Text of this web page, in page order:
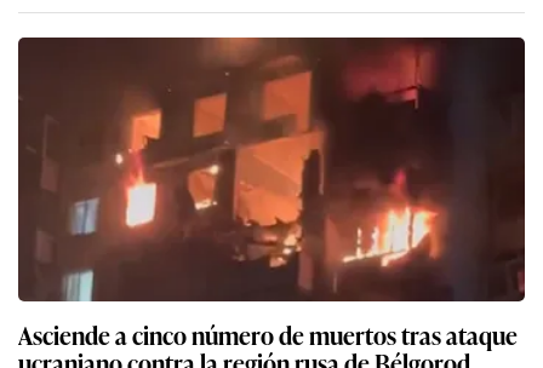
Asciende a cinco número de muertos tras ataque